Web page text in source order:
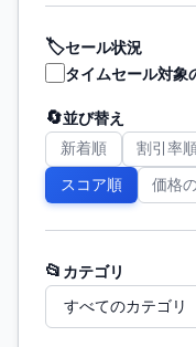
🏷️セール状況
タイムセール対象
🔄並び替え
新着順 割引率順
スコア順 価格
📂 カテゴリ